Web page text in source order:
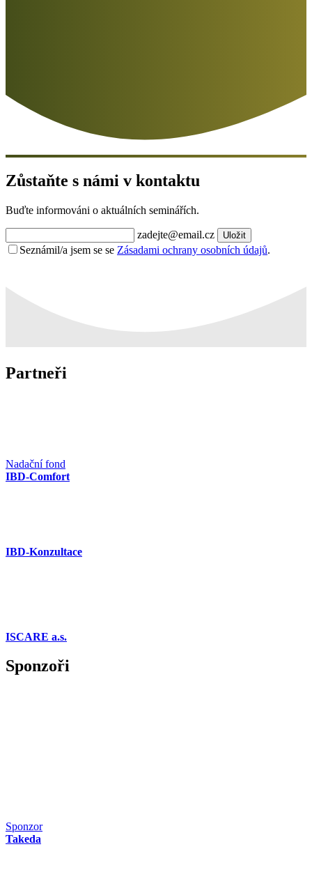
Zůstaňte s námi v kontaktu
Buďte informováni o aktuálních seminářích.
zadejte@email.cz Uložit
Seznámil/a jsem se se Zásadami ochrany osobních údajů.
Partneři
Nadační fond
IBD-Comfort
IBD-Konzultace
ISCARE a.s.
Sponzoři
Sponzor
Takeda